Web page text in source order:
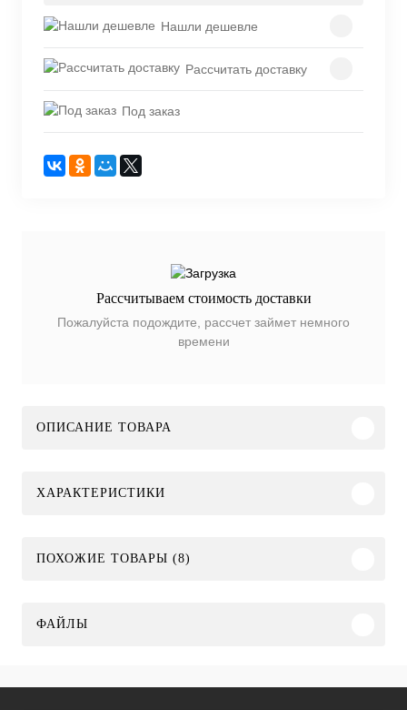
Нашли дешевле
Рассчитать доставку
Под заказ
Рассчитываем стоимость доставки
Пожалуйста подождите, рассчет займет немного
времени
ОПИСАНИЕ ТОВАРА
ХАРАКТЕРИСТИКИ
ПОХОЖИЕ ТОВАРЫ (8)
ФАЙЛЫ